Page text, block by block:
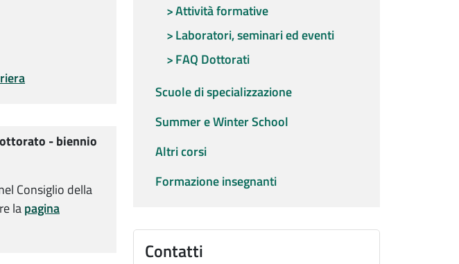
- biennio
Consiglio della
lapagina
Attività formative
Laboratori, seminari ed eventi
FAQ Dottorati
Scuole di specializzazione
Summer e Winter School
Altri corsi
Formazione insegnanti
Contatti